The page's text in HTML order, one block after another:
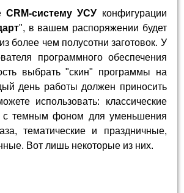
CRM-систему УСУ конфигурации
", в вашем распоряжении будет
более чем полусотни заготовок. У
программного обеспечения
выбрать "скин" программы на
день работы должен приносить
использовать: классические
с темным фоном для уменьшения
тематические и праздничные,
Вот лишь некоторые из них.